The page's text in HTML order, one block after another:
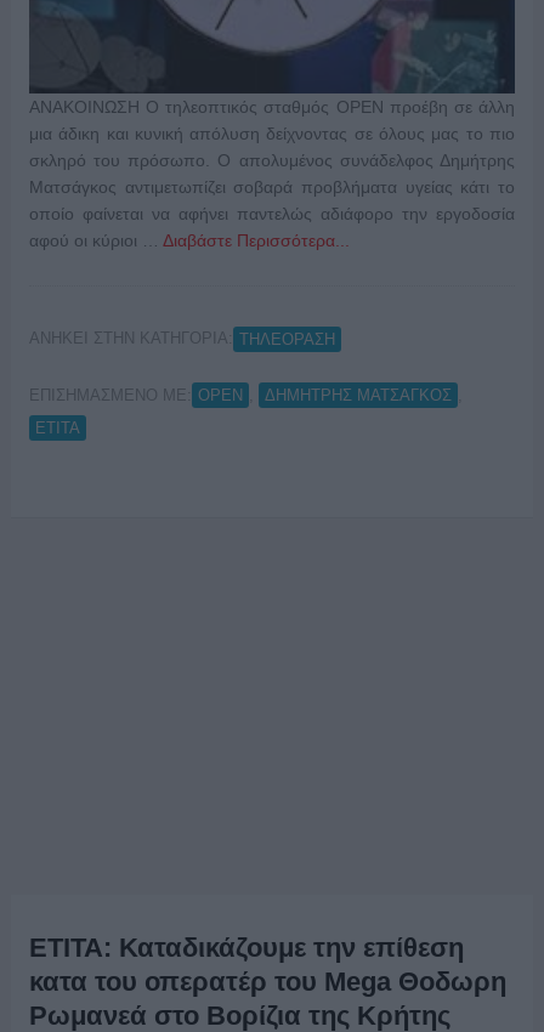
ΑΝΑΚΟΙΝΩΣΗ O τηλεοπτικός σταθμός OPEN προέβη σε άλλη
μια άδικη και κυνική απόλυση δείχνοντας σε όλους μας το πιο
σκληρό του πρόσωπο. Ο απολυμένος συνάδελφος Δημήτρης
Ματσάγκος αντιμετωπίζει σοβαρά προβλήματα υγείας κάτι το
οποίο φαίνεται να αφήνει παντελώς αδιάφορο την εργοδοσία
αφού οι κύριοι … Διαβάστε Περισσότερα...
ΑΝΗΚΕΙ ΣΤΗΝ ΚΑΤΗΓΟΡΙΑ: ΤΗΛΕΟΡΑΣΗ
ΕΠΙΣΗΜΑΣΜΕΝΟ ΜΕ: OPEN ΔΗΜΗΤΡΗΣ ΜΑΤΣΑΓΚΟΣ
ΕΤΙΤΑ
ΕΤΙΤΑ: Καταδικάζουμε την επίθεση
κατα του οπερατέρ του Mega Θοδωρη
Ρωμανεά στο Βορίζια της Κρήτης